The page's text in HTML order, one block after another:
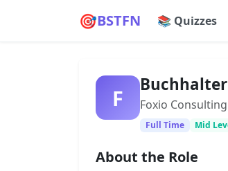
🎯BSTFN 📚 Quizzes
F Foxio
Full Time Mid
About the Role